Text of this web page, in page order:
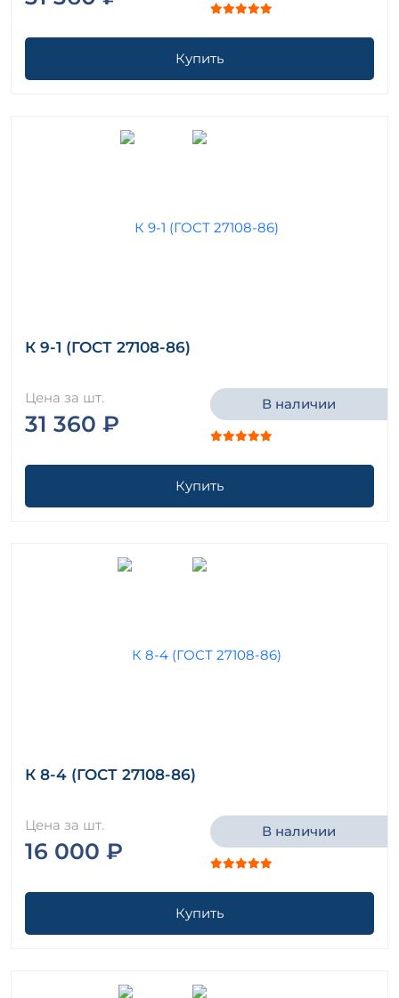
Купить
К 9-1 (ГОСТ 27108-86)
Цена за шт.
31 360 ₽
В наличии
Купить
К 8-4 (ГОСТ 27108-86)
Цена за шт.
16 000 ₽
В наличии
Купить